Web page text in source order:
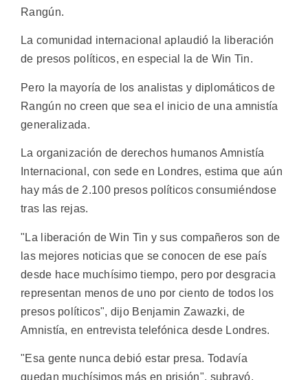
Rangún.
La comunidad internacional aplaudió la liberación
de presos políticos, en especial la de Win Tin.
Pero la mayoría de los analistas y diplomáticos de
Rangún no creen que sea el inicio de una amnistía
generalizada.
La organización de derechos humanos Amnistía
Internacional, con sede en Londres, estima que aún
hay más de 2.100 presos políticos consumiéndose
tras las rejas.
"La liberación de Win Tin y sus compañeros son de
las mejores noticias que se conocen de ese país
desde hace muchísimo tiempo, pero por desgracia
representan menos de uno por ciento de todos los
presos políticos", dijo Benjamin Zawazki, de
Amnistía, en entrevista telefónica desde Londres.
"Esa gente nunca debió estar presa. Todavía
quedan muchísimos más en prisión", subrayó.